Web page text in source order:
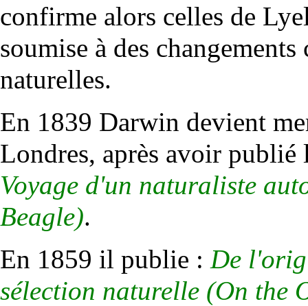
confirme alors celles de
soumise à des
naturelles.
En 1839 Darwin devient
Londres, après avoir
Voyage d'un naturaliste
Beagle).
En 1859 il publie : De
sélection naturelle (On the